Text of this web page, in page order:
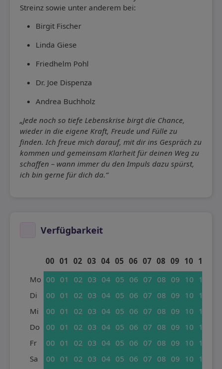
Streinz sowie unter anderem bei:
Birgit Fischer
Linda Giese
Friedhelm Pohl
Dr. Joe Dispenza
Andrea Buchholz
„Jede noch so tiefe Lebenskrise birgt die Chance,
wieder in die eigene Kraft, Freude und Fülle zu
finden. Ich freue mich darauf, mit dir ins Gespräch zu
kommen und gemeinsam Klarheit für deinen Weg zu
schaffen – wann immer du den Impuls dazu spürst,
ich bin gerne für dich da.“
Verfügbarkeit
00 01 02 03 04 05 06 07 08 09 10 11
Mo 00 01 02 03 04 05 06 07 08 09 10 11
Di
00 01 02 03 04 05 06 07 08 09 10 11
Mi
00 01 02 03 04 05 06 07 08 09 10 11
Do
00 01 02 03 04 05 06 07 08 09 10 11
Fr
00 01 02 03 04 05 06 07 08 09 10 11
Sa
00 01 02 03 04 05 06 07 08 09 10 11